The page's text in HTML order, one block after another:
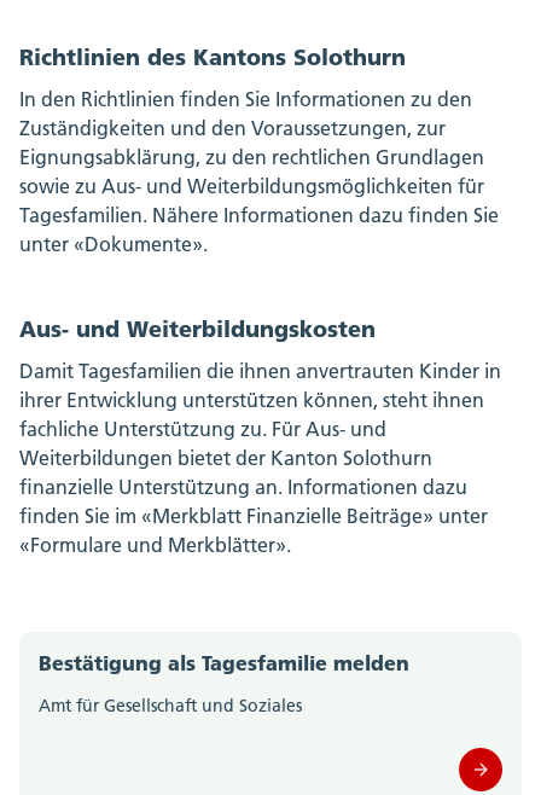
Richtlinien des Kantons Solothurn
In den Richtlinien finden Sie Informationen zu den
Zuständigkeiten und den Voraussetzungen, zur
Eignungsabklärung, zu den rechtlichen Grundlagen
sowie zu Aus- und Weiterbildungsmöglichkeiten für
Tagesfamilien. Nähere Informationen dazu finden Sie
unter «Dokumente».
Aus- und Weiterbildungskosten
Damit Tagesfamilien die ihnen anvertrauten Kinder in
ihrer Entwicklung unterstützen können, steht ihnen
fachliche Unterstützung zu. Für Aus- und
Weiterbildungen bietet der Kanton Solothurn
finanzielle Unterstützung an. Informationen dazu
finden Sie im «Merkblatt Finanzielle Beiträge» unter
«Formulare und Merkblätter».
Bestätigung als Tagesfamilie melden
Amt für Gesellschaft und Soziales